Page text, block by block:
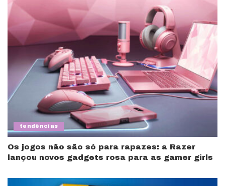
tendências
Os jogos não são só para rapazes: a Razer
lançou novos gadgets rosa para as gamer girls